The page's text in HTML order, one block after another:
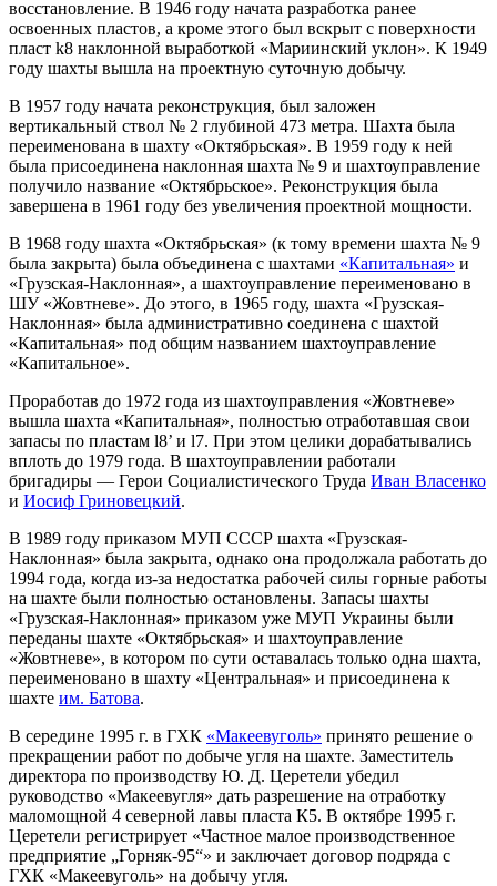
восстановление. В 1946 году начата разработка ранее
освоенных пластов, а кроме этого был вскрыт с поверхности
пласт k8 наклонной выработкой «Мариинский уклон». К 1949
году шахты вышла на проектную суточную добычу.
В 1957 году начата реконструкция, был заложен
вертикальный ствол № 2 глубиной 473 метра. Шахта была
переименована в шахту «Октябрьская». В 1959 году к ней
была присоединена наклонная шахта № 9 и шахтоуправление
получило название «Октябрьское». Реконструкция была
завершена в 1961 году без увеличения проектной мощности.
В 1968 году шахта «Октябрьская» (к тому времени шахта № 9
была закрыта) была объединена с шахтами «Капитальная» и
«Грузская-Наклонная», а шахтоуправление переименовано в
ШУ «Жовтневе». До этого, в 1965 году, шахта «Грузская-
Наклонная» была административно соединена с шахтой
«Капитальная» под общим названием шахтоуправление
«Капитальное».
Проработав до 1972 года из шахтоуправления «Жовтневе»
вышла шахта «Капитальная», полностью отработавшая свои
запасы по пластам l8’ и l7. При этом целики дорабатывались
вплоть до 1979 года. В шахтоуправлении работали
бригадиры — Герои Социалистического Труда Иван Власенко
и Иосиф Гриновецкий.
В 1989 году приказом МУП СССР шахта «Грузская-
Наклонная» была закрыта, однако она продолжала работать до
1994 года, когда из-за недостатка рабочей силы горные работы
на шахте были полностью остановлены. Запасы шахты
«Грузская-Наклонная» приказом уже МУП Украины были
переданы шахте «Октябрьская» и шахтоуправление
«Жовтневе», в котором по сути оставалась только одна шахта,
переименовано в шахту «Центральная» и присоединена к
шахте им. Батова.
В середине 1995 г. в ГХК «Макеевуголь» принято решение о
прекращении работ по добыче угля на шахте. Заместитель
директора по производству Ю. Д. Церетели убедил
руководство «Макеевугля» дать разрешение на отработку
маломощной 4 северной лавы пласта К5. В октябре 1995 г.
Церетели регистрирует «Частное малое производственное
предприятие „Горняк-95“» и заключает договор подряда с
ГХК «Макеевуголь» на добычу угля.